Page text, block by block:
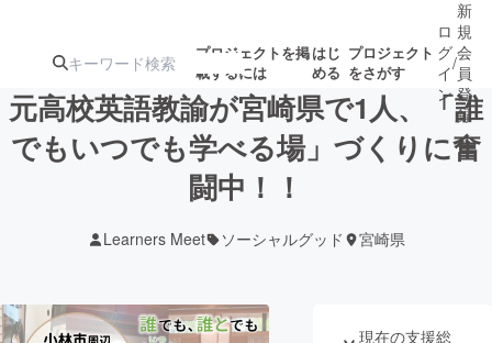
プロジェクトを掲
載するには
はじ
める
プロジェクト
をさがす
注目の新着プロ 募集終了が近いプ
ロ
グ
イ
ン
/
新
規
会
員
登
録
元高校英語教諭が宮崎県で1人、「誰
でもいつでも学べる場」づくりに奮
闘中！！
Learners Meet ソーシャルグッド 宮崎県
現在の支援総